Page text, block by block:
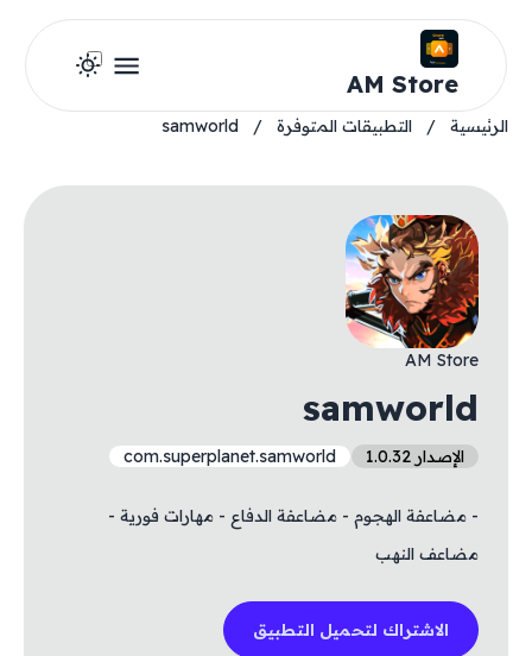
AM Store
الرئيسية / التطبيقات المتوفرة /
samworld
AM Store
samworld
الإصدار 1.0.32 com.superplanet.samworld
- مضاعفة الهجوم - مضاعفة الدفاع - مهارات فورية -
مضاعف النهب
الاشتراك لتحميل التطبيق